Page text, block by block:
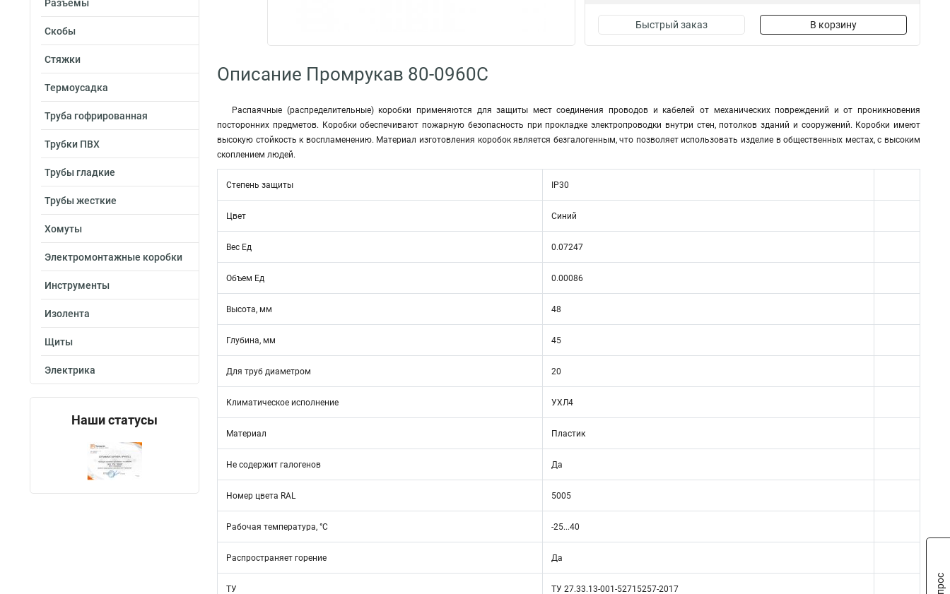
Разъемы
Скобы
Стяжки
Термоусадка
Труба гофрированная
Трубки ПВХ
Трубы гладкие
Трубы жесткие
Хомуты
Электромонтажные коробки
Инструменты
Изолента
Щиты
Электрика
Наши статусы
Быстрый заказ В корзину
Описание Промрукав 80-0960С
Распаячные (распределительные) коробки применяются для защиты мест соединения проводов и кабелей от механических повреждений и от проникновения
посторонних предметов. Коробки обеспечивают пожарную безопасность при прокладке электропроводки внутри стен, потолков зданий и сооружений. Коробки имеют
высокую стойкость к воспламенению. Материал изготовления коробок является безгалогенным, что позволяет использовать изделие в общественных местах, с высоким
скоплением людей.
Степень защиты IP30
Цвет Синий
Вес Ед 0.07247
Объем Ед 0.00086
Высота, мм 48
Глубина, мм 45
Для труб диаметром 20
Климатическое исполнение УХЛ4
Материал Пластик
Не содержит галогенов Да
Номер цвета RAL 5005
Рабочая температура, °C -25...40
Распространяет горение Да
ТУ ТУ 27.33.13-001-52715257-2017